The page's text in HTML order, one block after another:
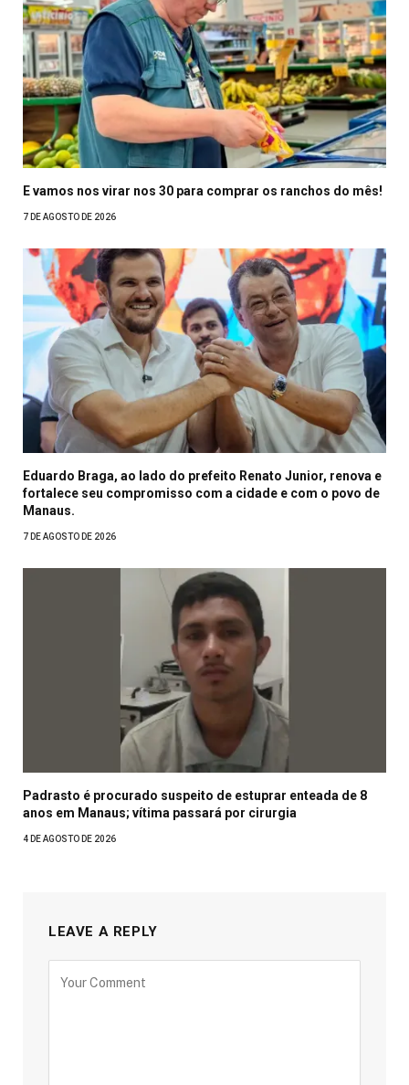
E vamos nos virar nos 30 para comprar os ranchos do mês!
7 DE AGOSTO DE 2026
Eduardo Braga, ao lado do prefeito Renato Junior, renova e
fortalece seu compromisso com a cidade e com o povo de
Manaus.
7 DE AGOSTO DE 2026
Padrasto é procurado suspeito de estuprar enteada de 8
anos em Manaus; vítima passará por cirurgia
4 DE AGOSTO DE 2026
LEAVE A REPLY